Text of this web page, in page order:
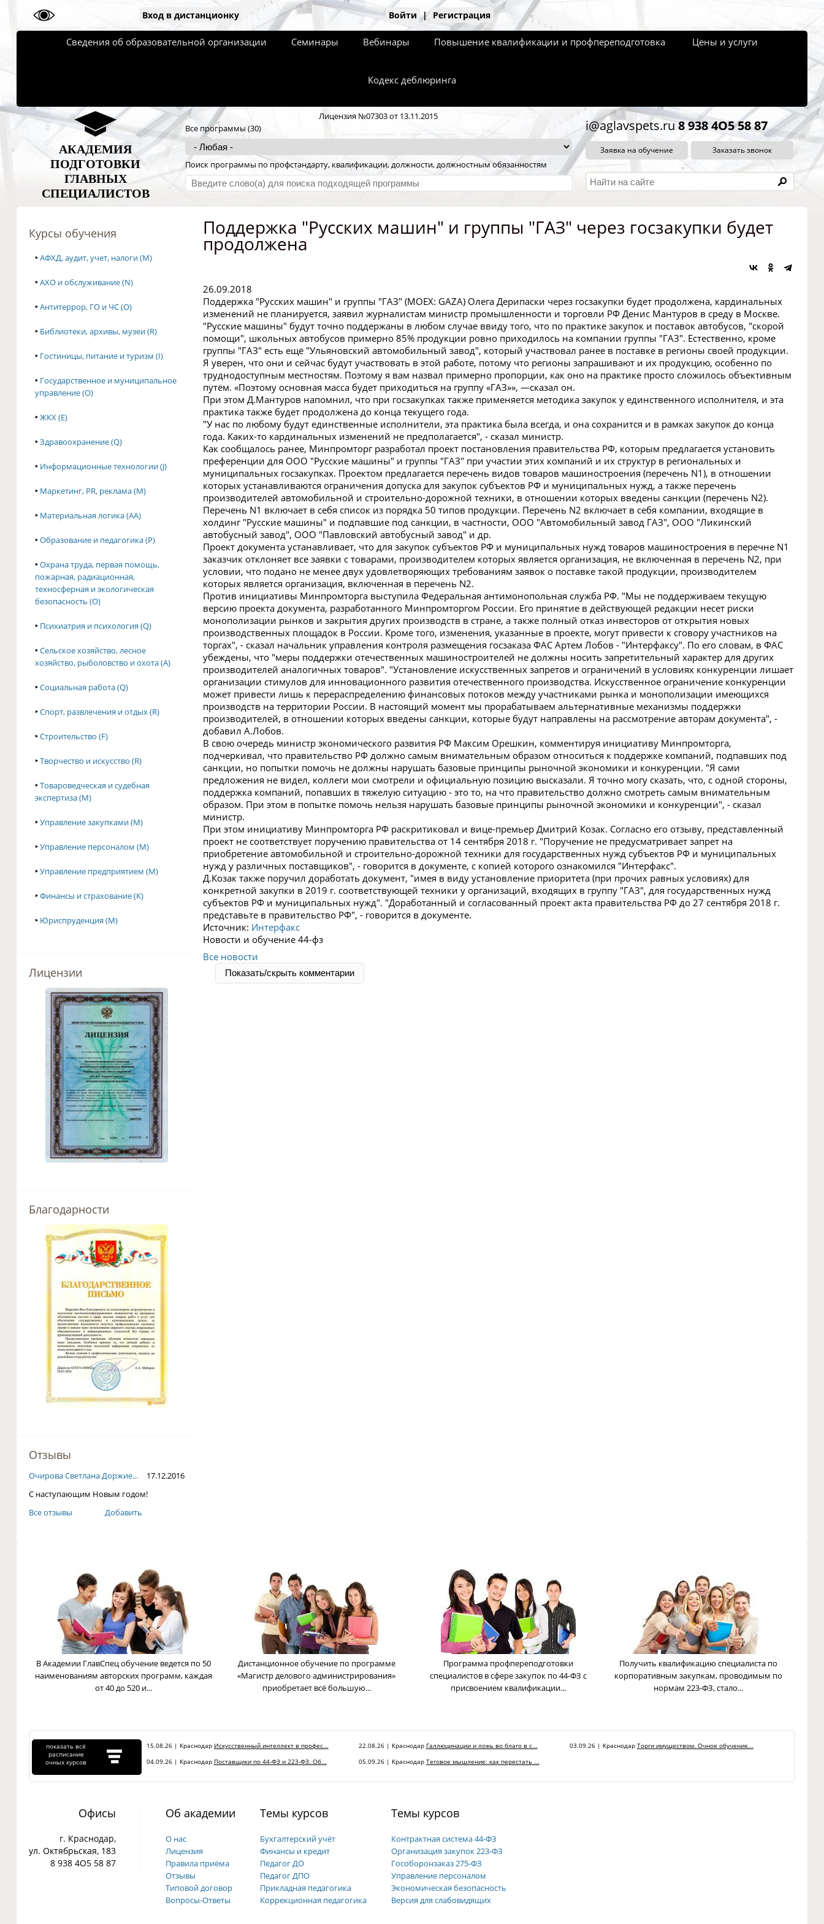
Вход в дистанционку Войти | Регистрация
Сведения об образовательной организации Семинары Вебинары Повышение квалификации и профпереподготовка Цены и услуги
Кодекс деблюринга
АКАДЕМИЯ
ПОДГОТОВКИ
ГЛАВНЫХ
СПЕЦИАЛИСТОВ
Лицензия №07303 от 13.11.2015
Все программы (30)
Поиск программы по профстандарту, квалификации, должности, должностным обязанностям
i@aglavspets.ru 8 938 4O5 58 87
Заявка на обучение Заказать звонок
Курсы обучения
‣АФХД, аудит, учет, налоги (M)
‣АХО и обслуживание (N)
‣Антитеррор, ГО и ЧС (O)
‣ Библиотеки, архивы, музеи (R)
‣ Гостиницы, питание и туризм (I)
‣ Государственное и муниципальное
управление (O)
‣ЖКХ (E)
‣Здравоохранение (Q)
‣ Информационные технологии (J)
‣ Маркетинг, PR, реклама (M)
‣ Материальная логика (AA)
‣Образование и педагогика (P)
‣Охрана труда, первая помощь,
пожарная, радиационная,
техносферная и экологическая
безопасность (O)
‣ Психиатрия и психология (Q)
‣Сельское хозяйство, лесное
хозяйство, рыболовство и охота (A)
‣Социальная работа (Q)
‣Спорт, развлечения и отдых (R)
‣Строительство (F)
‣Творчество и искусство (R)
‣Товароведческая и судебная
экспертиза (M)
‣Управление закупками (M)
‣Управление персоналом (M)
‣Управление предприятием (M)
‣Финансы и страхование (K)
‣ Юриспруденция (M)
Лицензии
Благодарности
Отзывы
Очирова Светлана Доржие...
17.12.2016
С наступающим Новым годом!
Все отзывы
Добавить
Поддержка "Русских машин" и группы "ГАЗ" через госзакупки будет
продолжена
26.09.2018
Поддержка "Русских машин" и группы "ГАЗ" (MOEX: GAZA) Олега Дерипаски через госзакупки будет продолжена, кардинальных
изменений не планируется, заявил журналистам министр промышленности и торговли РФ Денис Мантуров в среду в Москве.
"Русские машины" будут точно поддержаны в любом случае ввиду того, что по практике закупок и поставок автобусов, "скорой
помощи", школьных автобусов примерно 85% продукции ровно приходилось на компании группы "ГАЗ". Естественно, кроме
группы "ГАЗ" есть ещё "Ульяновский автомобильный завод", который участвовал ранее в поставке в регионы своей продукции.
Я уверен, что они и сейчас будут участвовать в этой работе, потому что регионы запрашивают и их продукцию, особенно по
труднодоступным местностям. Поэтому я вам назвал примерно пропорции, как оно на практике просто сложилось объективным
путём. «Поэтому основная масса будет приходиться на группу «ГАЗ»», —сказал он.
При этом Д.Мантуров напомнил, что при госзакупках также применяется методика закупок у единственного исполнителя, и эта
практика также будет продолжена до конца текущего года.
"У нас по любому будут единственные исполнители, эта практика была всегда, и она сохранится и в рамках закупок до конца
года. Каких-то кардинальных изменений не предполагается", - сказал министр.
Как сообщалось ранее, Минпромторг разработал проект постановления правительства РФ, которым предлагается установить
преференции для ООО "Русские машины" и группы "ГАЗ" при участии этих компаний и их структур в региональных и
муниципальных госзакупках. Проектом предлагается перечень видов товаров машиностроения (перечень N1), в отношении
которых устанавливаются ограничения допуска для закупок субъектов РФ и муниципальных нужд, а также перечень
производителей автомобильной и строительно-дорожной техники, в отношении которых введены санкции (перечень N2).
Перечень N1 включает в себя список из порядка 50 типов продукции. Перечень N2 включает в себя компании, входящие в
холдинг "Русские машины" и подпавшие под санкции, в частности, ООО "Автомобильный завод ГАЗ", ООО "Ликинский
автобусный завод", ООО "Павловский автобусный завод" и др.
Проект документа устанавливает, что для закупок субъектов РФ и муниципальных нужд товаров машиностроения в перечне N1
заказчик отклоняет все заявки с товарами, производителем которых является организация, не включенная в перечень N2, при
условии, что подано не менее двух удовлетворяющих требованиям заявок о поставке такой продукции, производителем
которых является организация, включенная в перечень N2.
Против инициативы Минпромторга выступила Федеральная антимонопольная служба РФ. "Мы не поддерживаем текущую
версию проекта документа, разработанного Минпромторгом России. Его принятие в действующей редакции несет риски
монополизации рынков и закрытия других производств в стране, а также полный отказ инвесторов от открытия новых
производственных площадок в России. Кроме того, изменения, указанные в проекте, могут привести к сговору участников на
торгах", - сказал начальник управления контроля размещения госзаказа ФАС Артем Лобов - "Интерфаксу". По его словам, в ФАС
убеждены, что "меры поддержки отечественных машиностроителей не должны носить запретительный характер для других
производителей аналогичных товаров". "Установление искусственных запретов и ограничений в условиях конкуренции лишает
организации стимулов для инновационного развития отечественного производства. Искусственное ограничение конкуренции
может привести лишь к перераспределению финансовых потоков между участниками рынка и монополизации имеющихся
производств на территории России. В настоящий момент мы прорабатываем альтернативные механизмы поддержки
производителей, в отношении которых введены санкции, которые будут направлены на рассмотрение авторам документа", -
добавил А.Лобов.
В свою очередь министр экономического развития РФ Максим Орешкин, комментируя инициативу Минпромторга,
подчеркивал, что правительство РФ должно самым внимательным образом относиться к поддержке компаний, подпавших под
санкции, но попытки помочь не должны нарушать базовые принципы рыночной экономики и конкуренции. "Я сами
предложения не видел, коллеги мои смотрели и официальную позицию высказали. Я точно могу сказать, что, с одной стороны,
поддержка компаний, попавших в тяжелую ситуацию - это то, на что правительство должно смотреть самым внимательным
образом. При этом в попытке помочь нельзя нарушать базовые принципы рыночной экономики и конкуренции", - сказал
министр.
При этом инициативу Минпромторга РФ раскритиковал и вице-премьер Дмитрий Козак. Согласно его отзыву, представленный
проект не соответствует поручению правительства от 14 сентября 2018 г. "Поручение не предусматривает запрет на
приобретение автомобильной и строительно-дорожной техники для государственных нужд субъектов РФ и муниципальных
нужд у различных поставщиков", - говорится в документе, с копией которого ознакомился "Интерфакс".
Д.Козак также поручил доработать документ, "имея в виду установление приоритета (при прочих равных условиях) для
конкретной закупки в 2019 г. соответствующей техники у организаций, входящих в группу "ГАЗ", для государственных нужд
субъектов РФ и муниципальных нужд". "Доработанный и согласованный проект акта правительства РФ до 27 сентября 2018 г.
представьте в правительство РФ", - говорится в документе.
Источник: Интерфакс
Новости и обучение 44-фз
Все новости
Показать/скрыть комментарии
В Академии ГлавСпец обучение ведется по 50
наименованиям авторских программ, каждая
от 40 до 520 и...
Дистанционное обучение по программе
«Магистр делового администрирования»
приобретает всё большую...
Программа профпереподготовки
cпециалистов в сфере закупок по 44-ФЗ с
присвоением квалификации...
Получить квалификацию специалиста по
корпоративным закупкам, проводимым по
нормам 223-ФЗ, стало...
показать всё
расписание
очных курсов
15.08.26 | Краснодар Искусственный интеллект в профес... 22.08.26 | Краснодар Галлюцинации и ложь во благо в с... 03.09.26 | Краснодар Торги имуществом. Очное обучение...
04.09.26 | Краснодар Поставщики по 44-ФЗ и 223-ФЗ. Об... 05.09.26 | Краснодар Теговое мышление: как перестать ...
Офисы
г. Краснодар,
ул. Октябрьская, 183
8 938 4О5 58 87
Об академии
О нас
Лицензия
Правила приёма
Отзывы
Типовой договор
Вопросы-Ответы
Темы курсов
Бухгалтерский учёт
Финансы и кредит
Педагог ДО
Педагог ДПО
Прикладная педагогика
Коррекционная педагогика
Темы курсов
Контрактная система 44-ФЗ
Организация закупок 223-ФЗ
Гособоронзаказ 275-ФЗ
Управление персоналом
Экономическая безопасность
Версия для слабовидящих